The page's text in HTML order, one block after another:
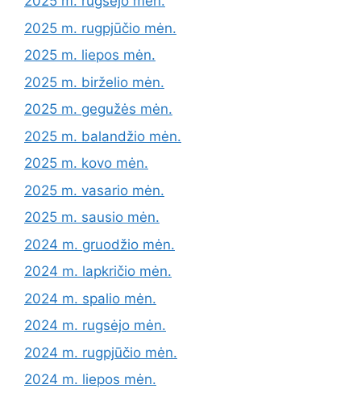
2025 m. rugpjūčio mėn.
2025 m. liepos mėn.
2025 m. birželio mėn.
2025 m. gegužės mėn.
2025 m. balandžio mėn.
2025 m. kovo mėn.
2025 m. vasario mėn.
2025 m. sausio mėn.
2024 m. gruodžio mėn.
2024 m. lapkričio mėn.
2024 m. spalio mėn.
2024 m. rugsėjo mėn.
2024 m. rugpjūčio mėn.
2024 m. liepos mėn.